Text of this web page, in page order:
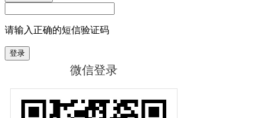
请输入正确的短信验证码
登录